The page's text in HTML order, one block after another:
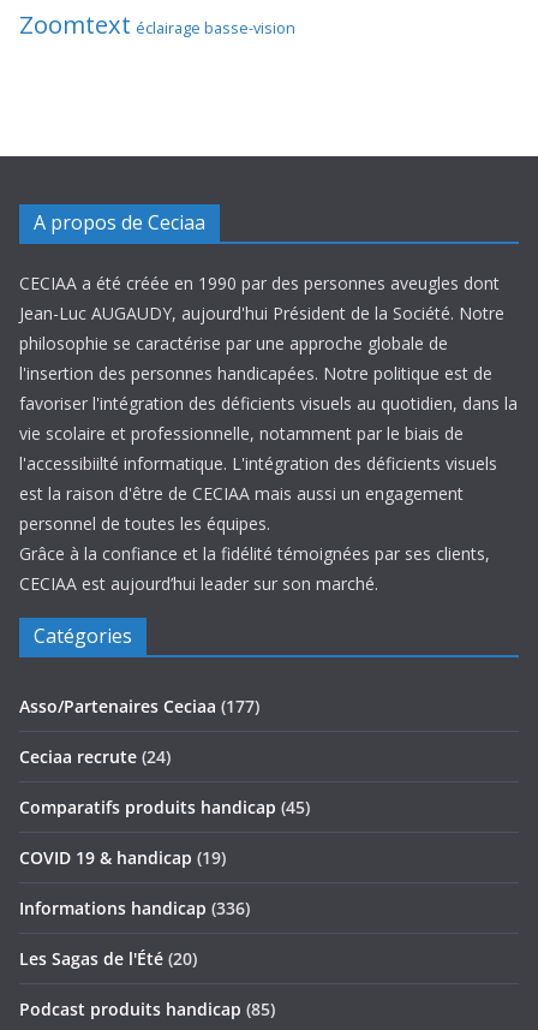
Zoomtext éclairage basse-vision
A propos de Ceciaa
CECIAA a été créée en 1990 par des personnes aveugles dont
Jean-Luc AUGAUDY, aujourd'hui Président de la Société. Notre
philosophie se caractérise par une approche globale de
l'insertion des personnes handicapées. Notre politique est de
favoriser l'intégration des déficients visuels au quotidien, dans la
vie scolaire et professionnelle, notamment par le biais de
l'accessibiilté informatique. L'intégration des déficients visuels
est la raison d'être de CECIAA mais aussi un engagement
personnel de toutes les équipes.
Grâce à la confiance et la fidélité témoignées par ses clients,
CECIAA est aujourd’hui leader sur son marché.
Catégories
Asso/Partenaires Ceciaa (177)
Ceciaa recrute (24)
Comparatifs produits handicap (45)
COVID 19 & handicap (19)
Informations handicap (336)
Les Sagas de l'Été (20)
Podcast produits handicap (85)